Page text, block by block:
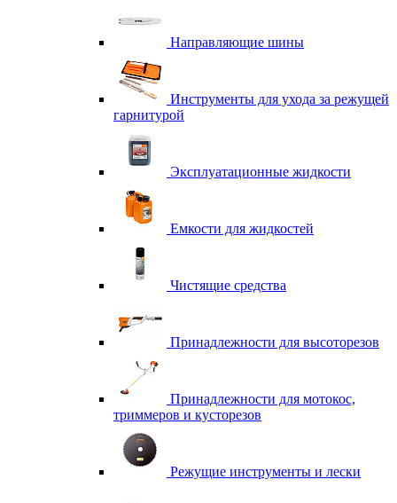
Направляющие шины
Инструменты для ухода за режущей
гарнитурой
Эксплуатационные жидкости
Емкости для жидкостей
Чистящие средства
Принадлежности для высоторезов
Принадлежности для мотокос,
триммеров и кусторезов
Режущие инструменты и лески